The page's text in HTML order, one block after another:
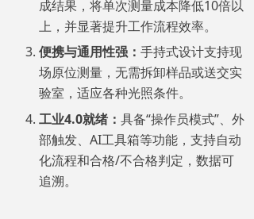
成结果，将单次测量成本降低10倍以
上，并显著提升工作流程效率。
便携与通用性强： 手持式设计支持现
场原位测量，无需拆卸样品或送交实
验室，适应各种光照条件。
工业4.0就绪： 具备“操作员模式”、外
部触发、AI工具箱等功能，支持自动
化流程和合格/不合格判定，数据可
追溯。